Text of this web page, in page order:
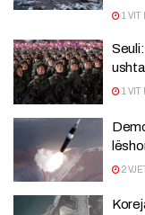
1 VIT
1 VIT
2